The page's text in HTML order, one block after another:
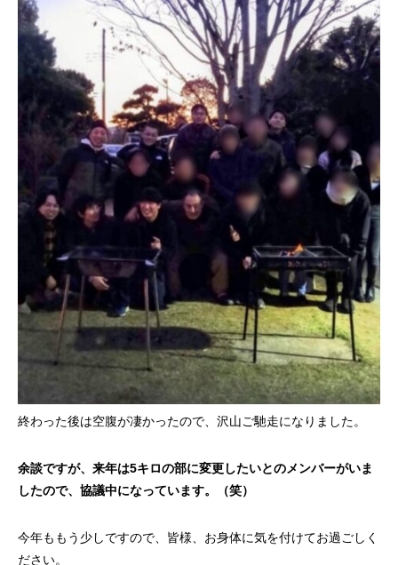
終わった後は空腹が凄かったので、沢山ご馳走になりました。
余談ですが、来年は5キロの部に変更したいとのメンバーがいま
したので、協議中になっています。（笑）
今年ももう少しですので、皆様、お身体に気を付けてお過ごしく
ださい。